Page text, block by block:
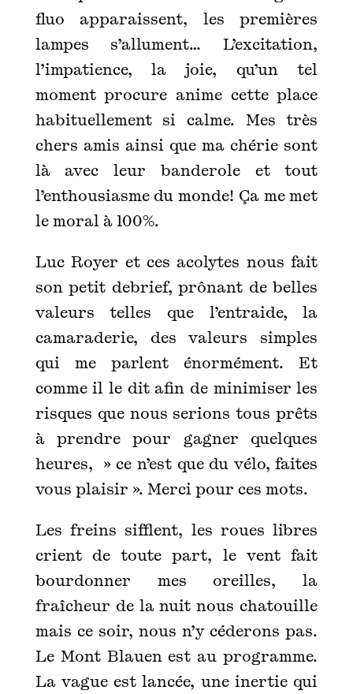
fluo apparaissent, les premières
lampes s’allument… L’excitation,
l’impatience, la joie, qu’un tel
moment procure anime cette place
habituellement si calme. Mes très
chers amis ainsi que ma chérie sont
là avec leur banderole et tout
l’enthousiasme du monde! Ça me met
le moral à 100%.
Luc Royer et ces acolytes nous fait
son petit debrief, prônant de belles
valeurs telles que l’entraide, la
camaraderie, des valeurs simples
qui me parlent énormément. Et
comme il le dit afin de minimiser les
risques que nous serions tous prêts
à prendre pour gagner quelques
heures, » ce n’est que du vélo, faites
vous plaisir ». Merci pour ces mots.
Les freins sifflent, les roues libres
crient de toute part, le vent fait
bourdonner mes oreilles, la
fraîcheur de la nuit nous chatouille
mais ce soir, nous n’y céderons pas.
Le Mont Blauen est au programme.
La vague est lancée, une inertie qui